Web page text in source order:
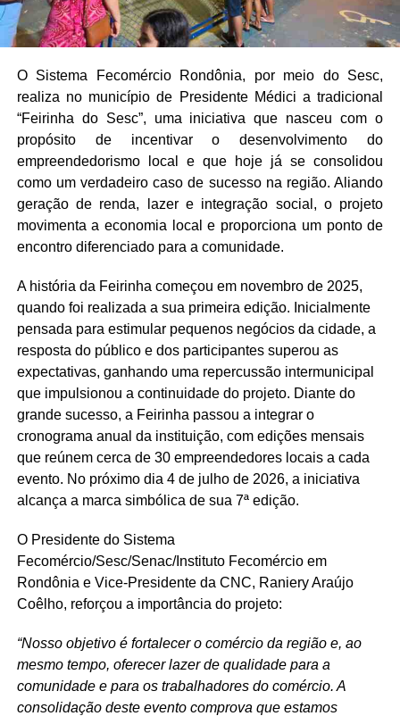
O Sistema Fecomércio Rondônia, por meio do Sesc,
realiza no município de Presidente Médici a tradicional
“Feirinha do Sesc”, uma iniciativa que nasceu com o
propósito de incentivar o desenvolvimento do
empreendedorismo local e que hoje já se consolidou
como um verdadeiro caso de sucesso na região. Aliando
geração de renda, lazer e integração social, o projeto
movimenta a economia local e proporciona um ponto de
encontro diferenciado para a comunidade.
A história da Feirinha começou em novembro de 2025,
quando foi realizada a sua primeira edição. Inicialmente
pensada para estimular pequenos negócios da cidade, a
resposta do público e dos participantes superou as
expectativas, ganhando uma repercussão intermunicipal
que impulsionou a continuidade do projeto. Diante do
grande sucesso, a Feirinha passou a integrar o
cronograma anual da instituição, com edições mensais
que reúnem cerca de 30 empreendedores locais a cada
evento. No próximo dia 4 de julho de 2026, a iniciativa
alcança a marca simbólica de sua 7ª edição.
O Presidente do Sistema
Fecomércio/Sesc/Senac/Instituto Fecomércio em
Rondônia e Vice-Presidente da CNC, Raniery Araújo
Coêlho, reforçou a importância do projeto:
“Nosso objetivo é fortalecer o comércio da região e, ao
mesmo tempo, oferecer lazer de qualidade para a
comunidade e para os trabalhadores do comércio. A
consolidação deste evento comprova que estamos